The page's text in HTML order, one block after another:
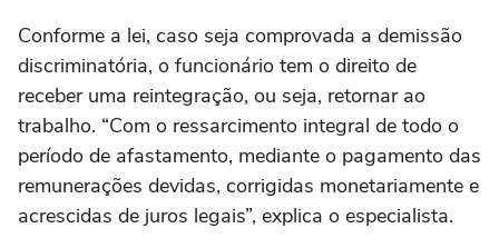
Conforme a lei, caso seja comprovada a demissão
discriminatória, o funcionário tem o direito de
receber uma reintegração, ou seja, retornar ao
trabalho. “Com o ressarcimento integral de todo o
período de afastamento, mediante o pagamento das
remunerações devidas, corrigidas monetariamente e
acrescidas de juros legais”, explica o especialista.